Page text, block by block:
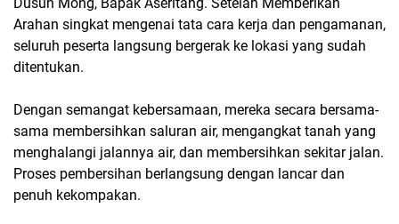
Arahan singkat mengenai tata cara kerja dan pengamanan,
seluruh peserta langsung bergerak ke lokasi yang sudah
ditentukan.
Dengan semangat kebersamaan, mereka secara bersama-
sama membersihkan saluran air, mengangkat tanah yang
menghalangi jalannya air, dan membersihkan sekitar jalan.
Proses pembersihan berlangsung dengan lancar dan
penuh kekompakan.